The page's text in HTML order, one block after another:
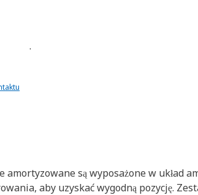
.
są wyposażone w układ
aby uzyskać wygodną pozycję.